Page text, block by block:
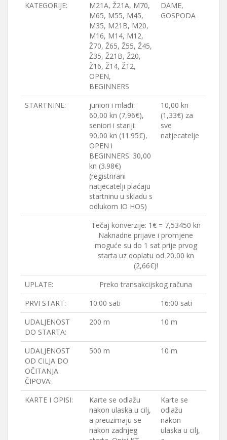
KATEGORIJE:
M21A, Ž21A, M70,
M65, M55, M45,
M35, M21B, M20,
M16, M14, M12,
Ž70, Ž65, Ž55, Ž45,
Ž35, Ž21B, Ž20,
Ž16, Ž14, Ž12,
OPEN,
BEGINNERS
DAME,
GOSPODA
STARTNINE:
juniori i mlađi:
60,00 kn (7,96€),
seniori i stariji:
90,00 kn (11.95€),
OPEN i
BEGINNERS: 30,00
kn (3.98€)
(registrirani
natjecatelji plaćaju
startninu u skladu s
odlukom IO HOS)
10,00 kn
(1,33€) za
sve
natjecatelje
Tečaj konverzije: 1€ = 7,53450 kn
Naknadne prijave i promjene
moguće su do 1 sat prije prvog
starta uz doplatu od 20,00 kn
(2,66€)!
UPLATE:
Preko transakcijskog računa
PRVI START:
10:00 sati
16:00 sati
UDALJENOST
DO STARTA:
200 m 10 m
UDALJENOST
OD CILJA DO
OČITANJA
ČIPOVA:
500 m 10 m
KARTE I OPISI:
Karte se odlažu
nakon ulaska u cilj,
a preuzimaju se
nakon zadnjeg
Karte se
odlažu
nakon
ulaska u cilj,